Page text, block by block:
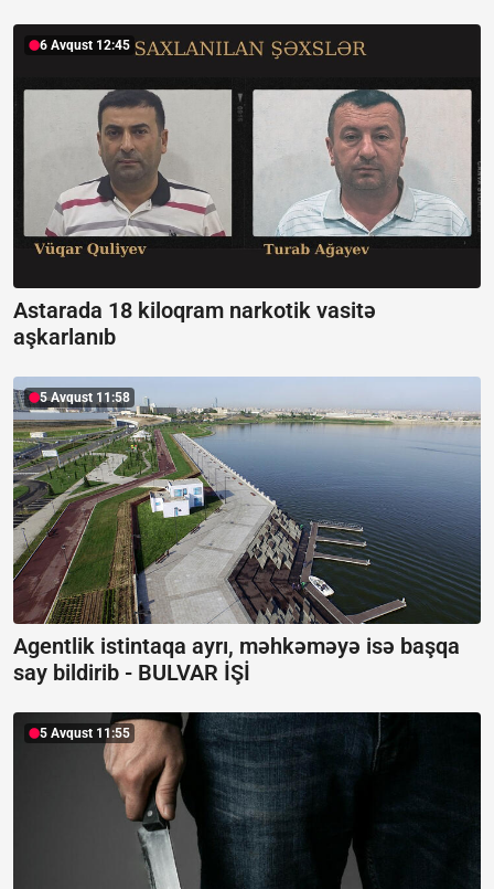
6 Avqust 12:45
Astarada 18 kiloqram narkotik vasitə
aşkarlanıb
5 Avqust 11:58
Agentlik istintaqa ayrı, məhkəməyə isə başqa
say bildirib - BULVAR İŞİ
5 Avqust 11:55